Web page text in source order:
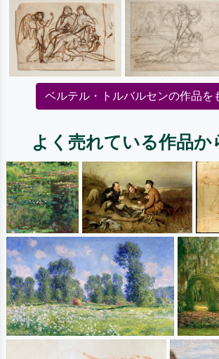
ベルテル・トルバルセンの作品を
よく売れている作品か